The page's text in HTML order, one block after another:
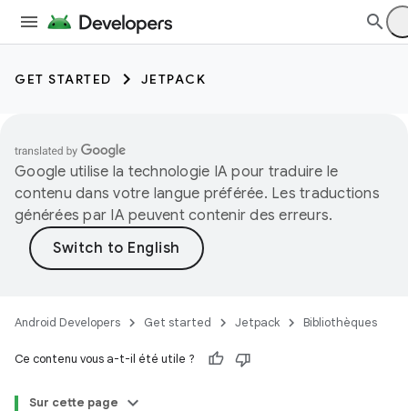
GET STARTED JETPACK
Google utilise la technologie IA pour traduire le
contenu dans votre langue préférée. Les traductions
générées par IA peuvent contenir des erreurs.
Android Developers Get started Jetpack Bibliothèques
Ce contenu vous a-t-il été utile ?
Sur cette page